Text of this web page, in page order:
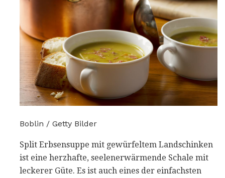
Boblin / Getty Bilder
Split Erbsensuppe mit gewürfeltem Landschinken
ist eine herzhafte, seelenerwärmende Schale mit
leckerer Güte. Es ist auch eines der einfachsten